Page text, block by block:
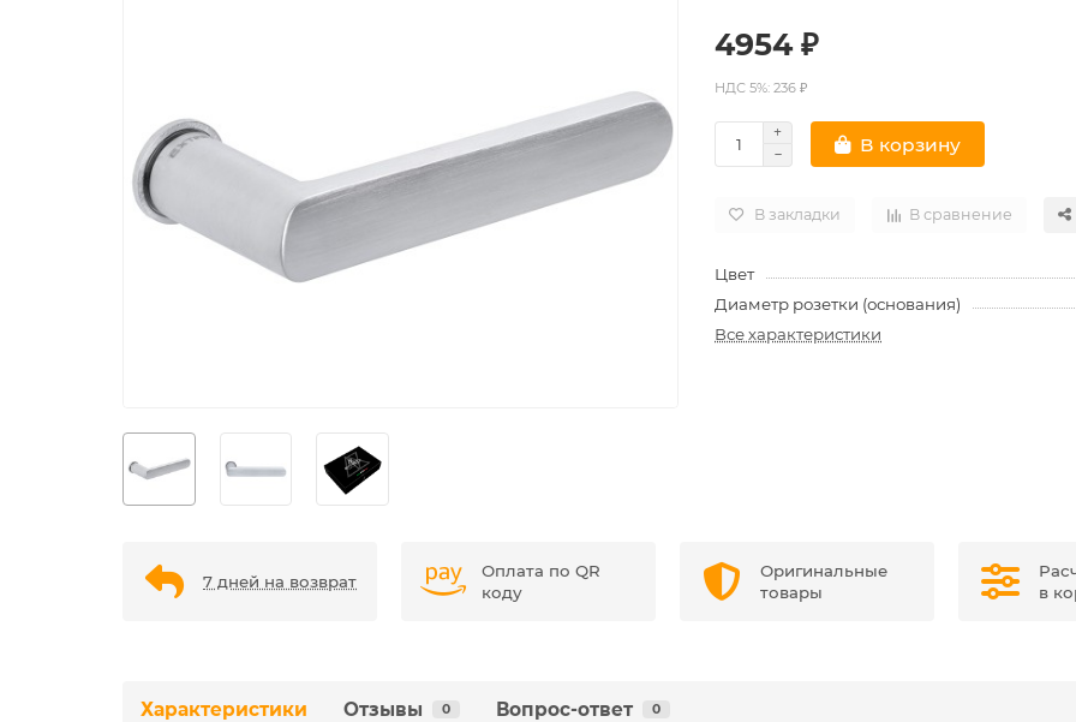
4954 ₽
НДС 5%: 236 ₽
В корзину
В закладки В сравнение
Цвет
Диаметр розетки (основания)
Все характеристики
7 дней на возврат
Оплата по QR
коду
Оригинальные
товары
в
Характеристики Отзывы 0 Вопрос-ответ 0